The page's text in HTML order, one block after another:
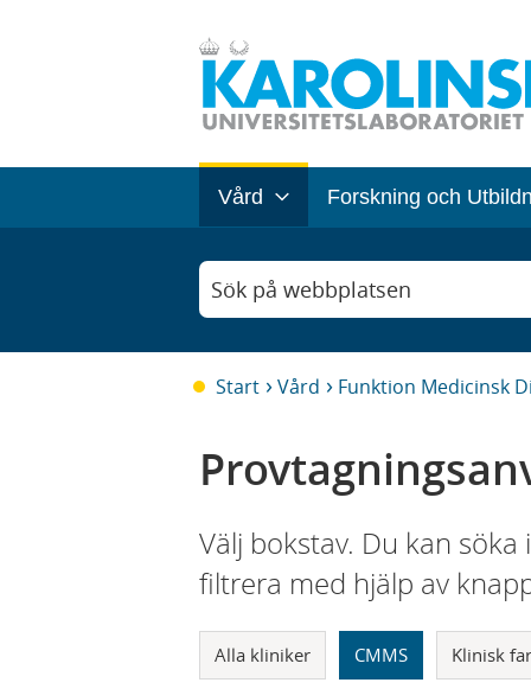
Vård Forskning och
Sök på webbplatsen
Start Vård Funktion Medicinsk
Välj bokstav. Du kan
filtrera med hjälp av
Alla kliniker CMMS Klinisk